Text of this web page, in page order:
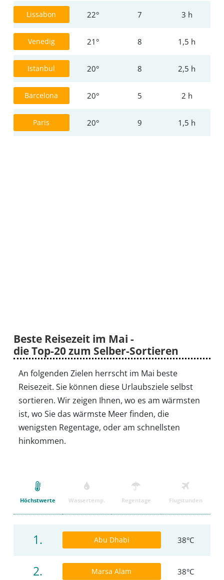
Lissabon 22° 7 3 h
Venedig 21° 8 1,5 h
Istanbul 20° 8 2,5 h
Barcelona 20° 5 2 h
Paris 20° 9 1,5 h
Beste Reisezeit im Mai -
die Top-20 zum Selber-Sortieren
An folgenden Zielen herrscht im Mai beste
Reisezeit. Sie können diese Urlaubsziele selbst
sortieren. Wir zeigen Ihnen, wo es am wärmsten
ist, wo Sie das wärmste Meer finden, die
wenigsten Regentage, oder am schnellsten
hinkommen.
Höchstwerte Wassertemp. Regentage Flugstunden
1. Abu Dhabi 38°C
2. Marsa Alam 38°C